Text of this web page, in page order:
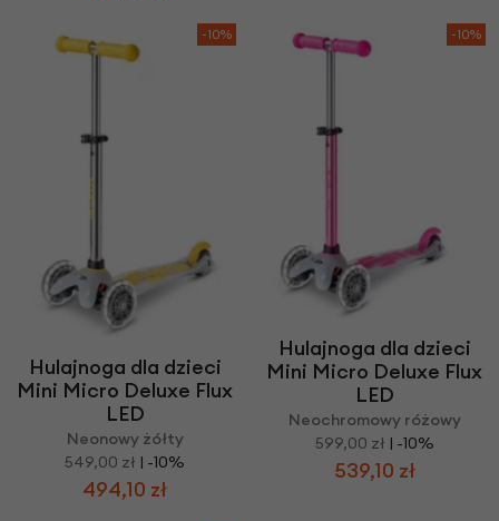
-10%
Hulajnoga dla dzieci
Mini Micro Deluxe Flux
LED
Neonowy żółty
549,00 zł | -10%
494,10 zł
-10%
Hulajnoga dla dzieci
Mini Micro Deluxe Flux
LED
Neochromowy różowy
599,00 zł | -10%
539,10 zł